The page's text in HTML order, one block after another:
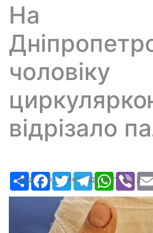
На
чоловіку
відрізало
РесурсFacebook
TwitterTelegram
Надіслав:Александр Бугаев,